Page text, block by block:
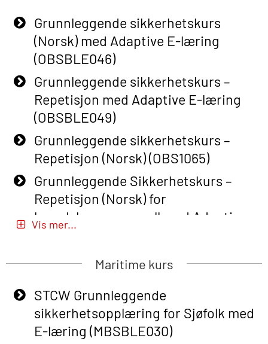
Grunnleggende sikkerhetskurs
(Norsk) med Adaptive E-læring
(OBSBLE046)
Grunnleggende sikkerhetskurs –
Repetisjon med Adaptive E-læring
(OBSBLE049)
Grunnleggende sikkerhetskurs –
Repetisjon (Norsk) (OBS1065)
Grunnleggende Sikkerhetskurs –
Repetisjon (Norsk) for
beredskapspersonell med Adaptive
Basic Safety Training (English) – with
Basic Safety Training – Refresher
Course (English) with E-learning
(OBSBLE048)
Vis mer...
Maritime kurs
STCW Grunnleggende
sikkerhetsopplæring for Sjøfolk med
E-læring (MBSBLE030)